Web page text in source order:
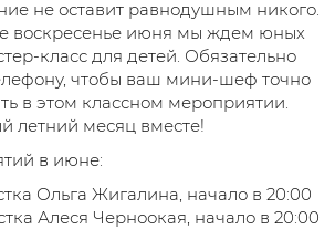
не оставит равнодушным никого.
воскресенье июня мы ждем юных
класс для детей. Обязательно
чтобы ваш мини-шеф точно
в этом классном мероприятии.
летний месяц вместе!
в июне:
Ольга Жигалина, начало в 20:00
Алеся Черноокая, начало в 20:00